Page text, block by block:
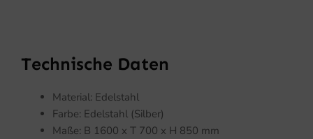
Technische Daten
Material: Edelstahl
Farbe: Edelstahl (Silber)
Maße: B 1600 x T 700 x H 850 mm